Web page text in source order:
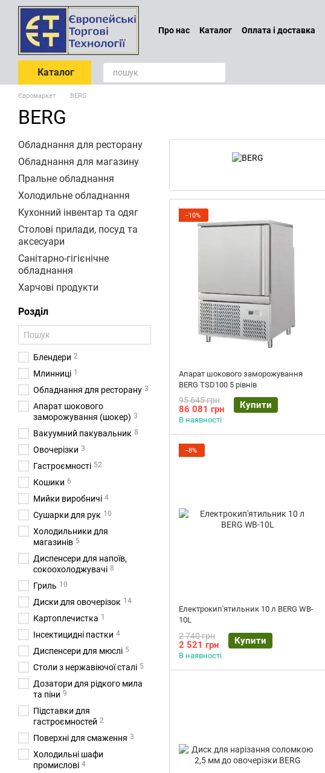
Перейти до основного контенту
Про нас Каталог Оплата і доставка
Каталог
Євромаркет BERG
BERG
−10%
Апарат шокового заморожування
BERG TSD100 5 рівнів
95 645 грн
86 081 грн Купити
В наявності
−8%
Електрокип'ятильник 10 л BERG WB-
10L
2 740 грн
2 521 грн Купити
В наявності
Обладнання для ресторану
Обладнання для магазину
Пральне обладнання
Холодильне обладнання
Кухонний інвентар та одяг
Столові прилади, посуд та
аксесуари
Санітарно-гігієнічне
обладнання
Харчові продукти
Розділ
Блендери 2
Млинниці 1
Обладнання для ресторану 3
Апарат шокового
заморожування (шокер) 3
Вакуумний пакувальник 8
Овочерізки 3
Гастроємності 52
Кошики 6
Мийки виробничі 4
Сушарки для рук 10
Холодильники для
магазинів 5
Диспенсери для напоїв,
сокоохолоджувачі 8
Гриль 10
Диски для овочерізок 14
Картоплечистка 1
Інсектицидні пастки 4
Диспенсери для мюслі 5
Столи з нержавіючої сталі 5
Дозатори для рідкого мила
та піни 9
Підставки для
гастроємностей 2
Поверхні для смаження 3
Холодильні шафи
промислові 4